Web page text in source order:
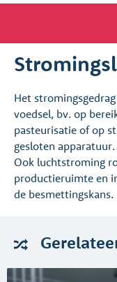
Het
voedsel, bv. op
pasteurisatie of op
gesloten apparatuur.
Ook luchtstroming
productieruimte en
de besmettingskans.